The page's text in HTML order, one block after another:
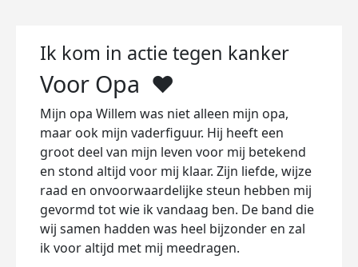
Ik kom in actie tegen kanker
Voor Opa ❤️
Mijn opa Willem was niet alleen mijn opa,
maar ook mijn vaderfiguur. Hij heeft een
groot deel van mijn leven voor mij betekend
en stond altijd voor mij klaar. Zijn liefde, wijze
raad en onvoorwaardelijke steun hebben mij
gevormd tot wie ik vandaag ben. De band die
wij samen hadden was heel bijzonder en zal
ik voor altijd met mij meedragen.